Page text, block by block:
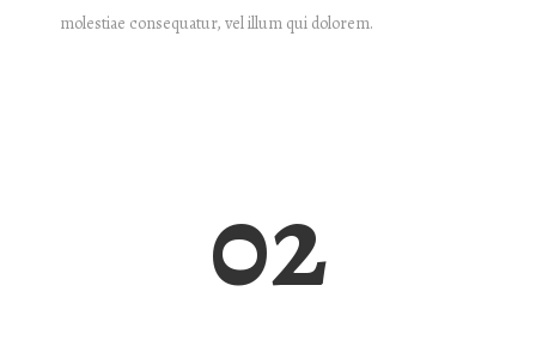
molestiae consequatur, vel illum qui dolorem.
02